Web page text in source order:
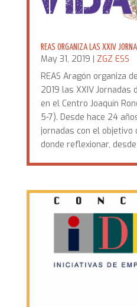
REAS ORGANIZA LAS XXIV
May 31, 2019 | ZGZ ESS
REAS Aragón organiza
2019 las XXIV Jornadas
en el Centro Joaquín
5-7). Desde hace 24
jornadas con el objetivo
donde reflexionar,